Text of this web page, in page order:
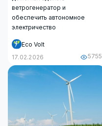
ветрогенератор и
обеспечить автономное
электричество
Eco Volt
17.02.2026
5755